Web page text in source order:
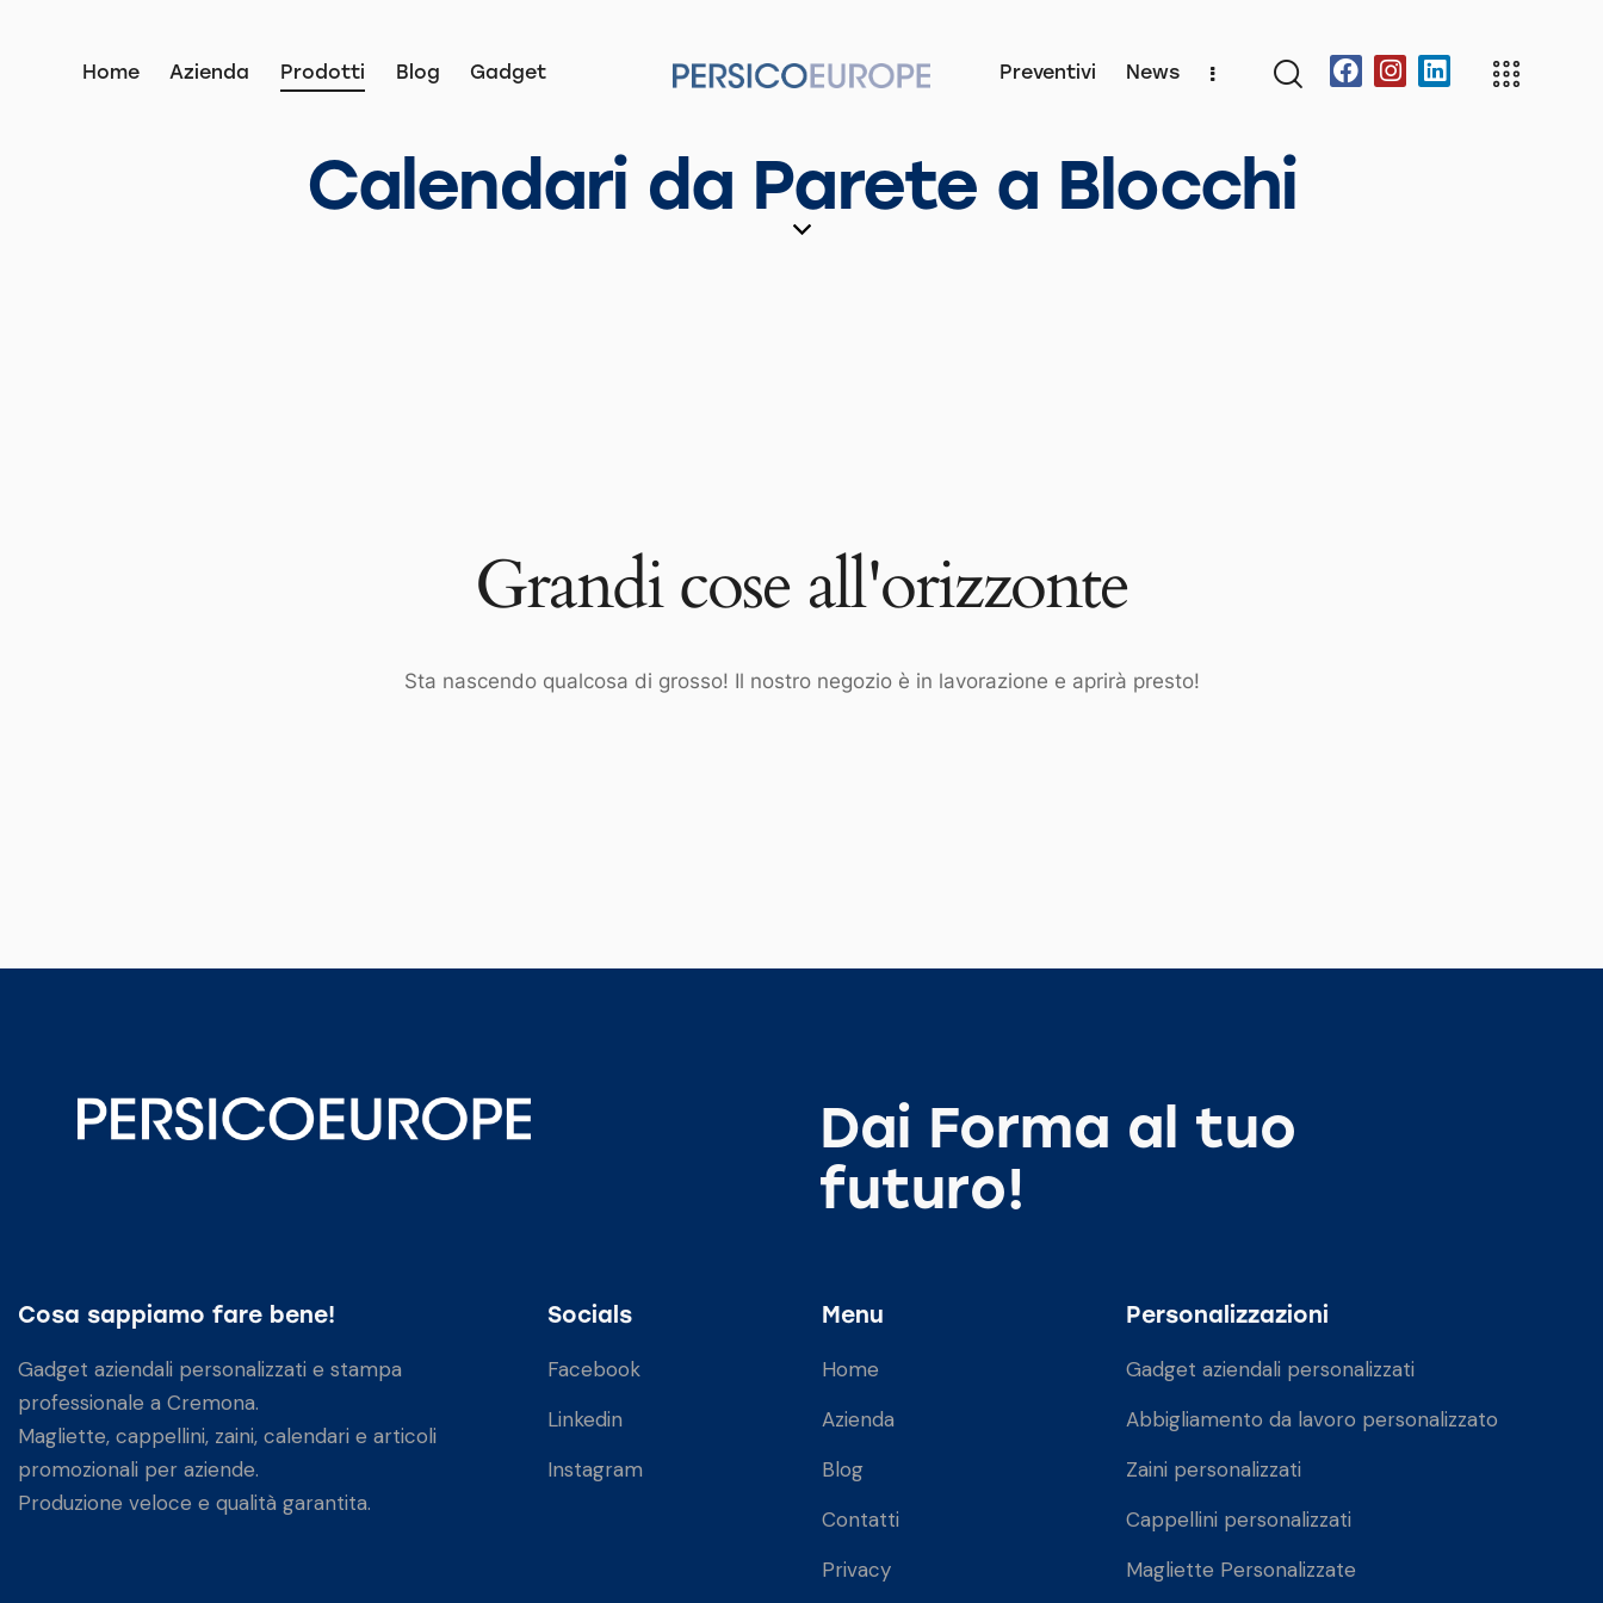
Home Azienda Prodotti Blog Gadget Preventivi News
Calendari da Parete a Blocchi
Grandi cose all'orizzonte
Sta nascendo qualcosa di grosso! Il nostro negozio è in lavorazione e aprirà presto!
Dai Forma al tuo
futuro!
Cosa sappiamo fare bene!
Gadget aziendali personalizzati e stampa
professionale a Cremona.
Magliette, cappellini, zaini, calendari e articoli
promozionali per aziende.
Produzione veloce e qualità garantita.
Socials
Facebook
Linkedin
Instagram
Menu
Home
Azienda
Blog
Contatti
Privacy
Personalizzazioni
Gadget aziendali personalizzati
Abbigliamento da lavoro personalizzato
Zaini personalizzati
Cappellini personalizzati
Magliette Personalizzate